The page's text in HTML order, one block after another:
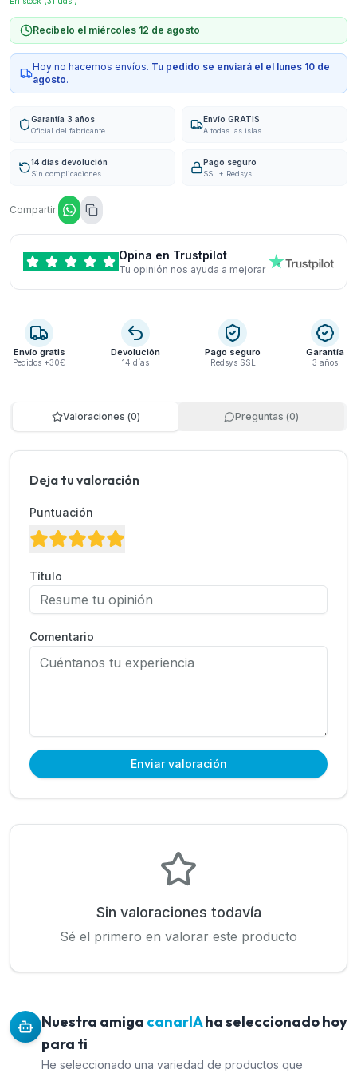
Recíbelo el miércoles 12 de agosto
Hoy no hacemos envíos. Tu pedido se enviará el el lunes 10 de
agosto.
Garantía 3 años
Oficial del fabricante
Envío GRATIS
A todas las islas
14 días devolución
Sin complicaciones
Pago seguro
SSL + Redsys
Compartir:
Opina en Trustpilot
Tu opinión nos ayuda a mejorar
Envío gratis
Pedidos +30€
Devolución
14 días
Pago seguro
Redsys SSL
Garantía
3 años
Valoraciones (0) Preguntas (0)
Deja tu valoración
Puntuación
Título
Comentario
Enviar valoración
Sin valoraciones todavía
Sé el primero en valorar este producto
Nuestra amiga canarIAha seleccionado hoy
para ti
He seleccionado una variedad de productos que